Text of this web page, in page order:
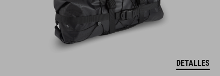
DETALLES